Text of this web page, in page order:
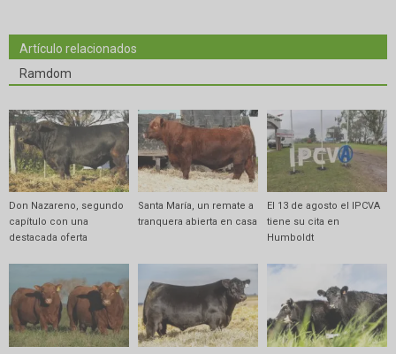
Artículo relacionados
Ramdom
Don Nazareno, segundo
capítulo con una
destacada oferta
Santa María, un remate a
tranquera abierta en casa
El 13 de agosto el IPCVA
tiene su cita en
Humboldt